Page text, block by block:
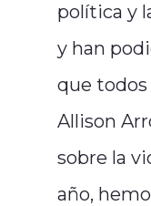
política y
y han
que
Allison
sobre la
año,